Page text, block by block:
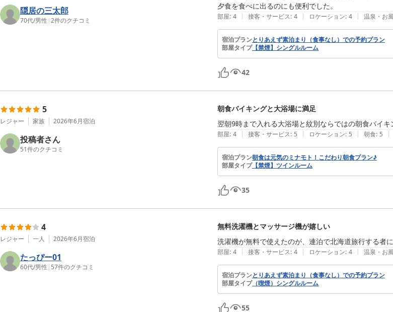
隠居の三太郎
70代/男性 |2件のクチコミ
夕食を食べに出るのにも便利でした。
部屋: 4 | 接客・サービス: 4 | ロケーション: 4 | 温泉・お
宿泊プランとりあえず素泊まり（食事なし）での予約プラン
部屋タイプ【禁煙】シングルルーム
42
5
レジャー 家族 2026年6月宿泊
投稿者さん
51件のクチコミ
朝食バイキングと大浴場に満足
翌朝9時まで入れる大浴場と紋別ならではの朝食バイキ
部屋: 4 | 接客・サービス: 5 | ロケーション: 5 | 朝食: 5 |
宿泊プラン朝食は元気のミナモト！こだわり朝食プラン♪
部屋タイプ【禁煙】ツインルーム
35
4
レジャー 一人 2026年6月宿泊
たっぴー01
60代/男性 | 57件のクチコミ
無料洗濯機とマッサージ機が嬉しい
部屋: 4 | 接客・サービス: 4 | ロケーション: 4 | 温泉・お
宿泊プランとりあえず素泊まり（食事なし）での予約プラン
部屋タイプ（喫煙）シングルルーム
55